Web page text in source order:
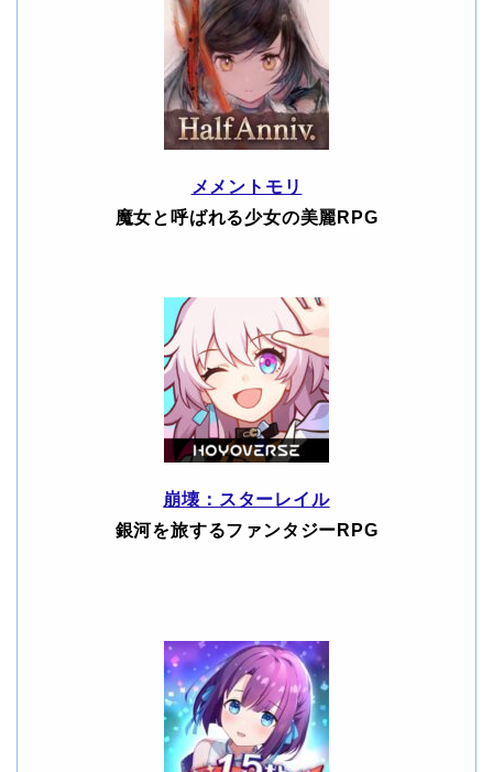
メメントモリ
魔女と呼ばれる少女の美麗RPG
崩壊：スターレイル
銀河を旅するファンタジーRPG